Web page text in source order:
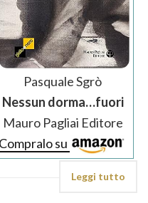
Pasquale Sgrò
Nessun dorma…fuori
Mauro Pagliai Editore
Compralo su
Leggi tutto